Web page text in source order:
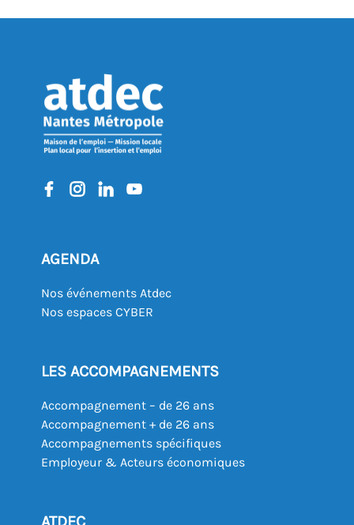
AGENDA
Nos événements Atdec
Nos espaces CYBER
LES ACCOMPAGNEMENTS
Accompagnement – de 26 ans
Accompagnement + de 26 ans
Accompagnements spécifiques
Employeur & Acteurs économiques
ATDEC